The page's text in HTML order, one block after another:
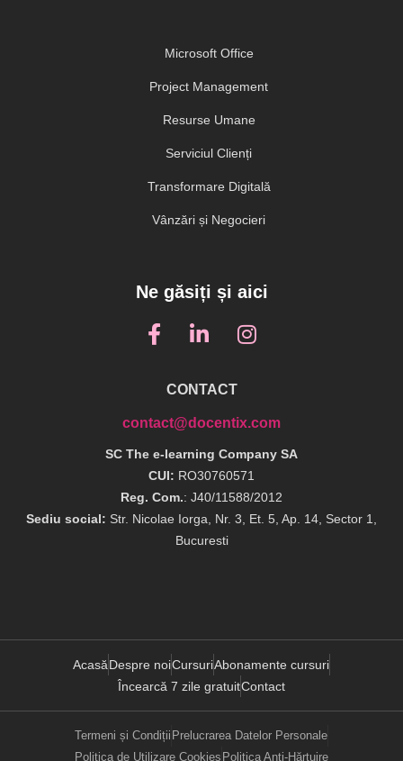
Microsoft Office
Project Management
Resurse Umane
Serviciul Clienți
Transformare Digitală
Vânzări și Negocieri
Ne găsiți și aici
CONTACT
contact@docentix.com
SC The e-learning Company SA
CUI: RO30760571
Reg. Com.: J40/11588/2012
Sediu social: Str. Nicolae Iorga, Nr. 3, Et. 5, Ap. 14, Sector 1,
Bucuresti
AcasăDespre noiCursuriAbonamente cursuri
Încearcă 7 zile gratuitContact
Termeni și Condiții Prelucrarea Datelor Personale
Politica de Utilizare Cookies Politica Anti-Hărțuire